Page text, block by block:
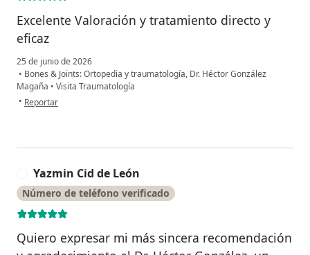
Excelente Valoración y tratamiento directo y
eficaz
25 de junio de 2026
• Bones & Joints: Ortopedia y traumatología, Dr. Héctor González
Magaña • Visita Traumatología
• en opinión del usuario Antonio Magaña
Reportar
Yazmin Cid de León
Número de teléfono verificado
Quiero expresar mi más sincera recomendación